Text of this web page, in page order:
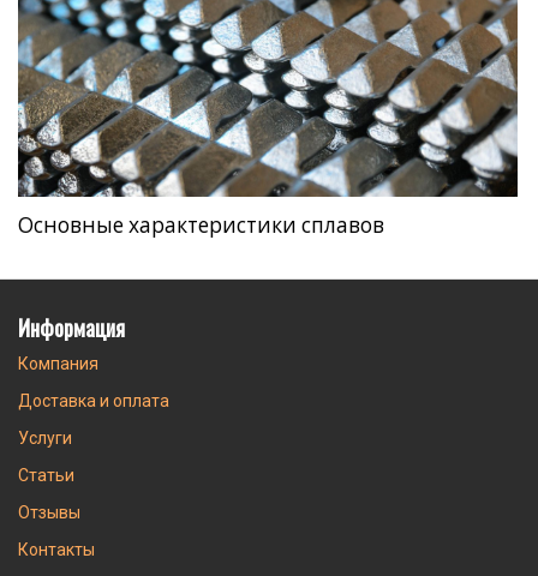
Основные характеристики сплавов
Информация
Компания
Доставка и оплата
Услуги
Статьи
Отзывы
Контакты